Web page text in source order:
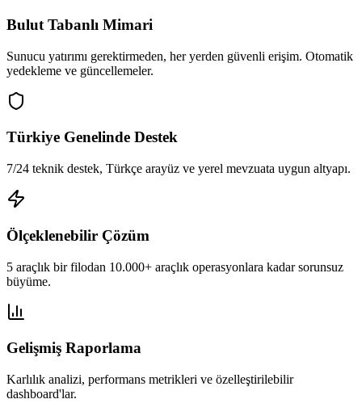
Bulut Tabanlı Mimari
Sunucu yatırımı gerektirmeden, her yerden güvenli erişim. Otomatik
yedekleme ve güncellemeler.
Türkiye Genelinde Destek
7/24 teknik destek, Türkçe arayüz ve yerel mevzuata uygun altyapı.
Ölçeklenebilir Çözüm
5 araçlık bir filodan 10.000+ araçlık operasyonlara kadar sorunsuz
büyüme.
Gelişmiş Raporlama
Karlılık analizi, performans metrikleri ve özelleştirilebilir
dashboard'lar.